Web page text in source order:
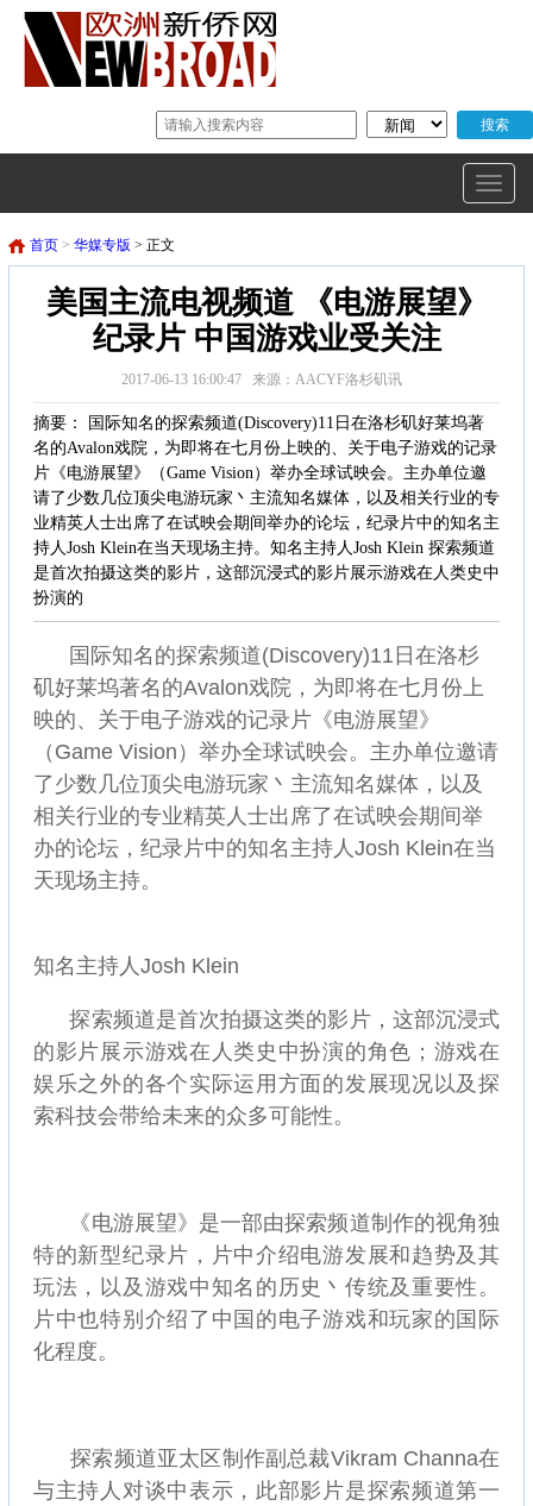
首页 > 华媒专版 > 正文
美国主流电视频道 《电游展望》
纪录片 中国游戏业受关注
2017-06-13 16:00:47 来源：AACYF洛杉矶讯
摘要： 国际知名的探索频道(Discovery)11日在洛杉矶好莱坞著
名的Avalon戏院，为即将在七月份上映的、关于电子游戏的记录
片《电游展望》（Game Vision）举办全球试映会。主办单位邀
请了少数几位顶尖电游玩家丶主流知名媒体，以及相关行业的专
业精英人士出席了在试映会期间举办的论坛，纪录片中的知名主
持人Josh Klein在当天现场主持。知名主持人Josh Klein 探索频道
是首次拍摄这类的影片，这部沉浸式的影片展示游戏在人类史中
扮演的
国际知名的探索频道(Discovery)11日在洛杉
矶好莱坞著名的Avalon戏院，为即将在七月份上
映的、关于电子游戏的记录片《电游展望》
（Game Vision）举办全球试映会。主办单位邀请
了少数几位顶尖电游玩家丶主流知名媒体，以及
相关行业的专业精英人士出席了在试映会期间举
办的论坛，纪录片中的知名主持人Josh Klein在当
天现场主持。
知名主持人Josh Klein
探索频道是首次拍摄这类的影片，这部沉浸式
的影片展示游戏在人类史中扮演的角色；游戏在
娱乐之外的各个实际运用方面的发展现况以及探
索科技会带给未来的众多可能性。
《电游展望》是一部由探索频道制作的视角独
特的新型纪录片，片中介绍电游发展和趋势及其
玩法，以及游戏中知名的历史丶传统及重要性。
片中也特别介绍了中国的电子游戏和玩家的国际
化程度。
探索频道亚太区制作副总裁Vikram Channa在
与主持人对谈中表示，此部影片是探索频道第一